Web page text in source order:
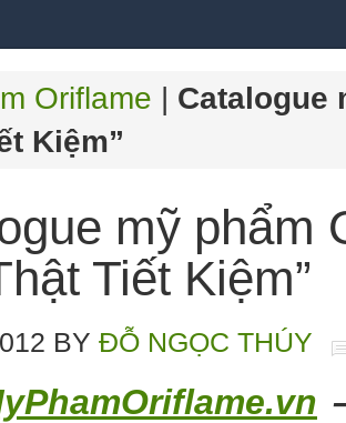
Oriflame | Catalogue
Kiệm”
mỹ phẩm
Tiết Kiệm”
BY ĐỖ NGỌC THÚY